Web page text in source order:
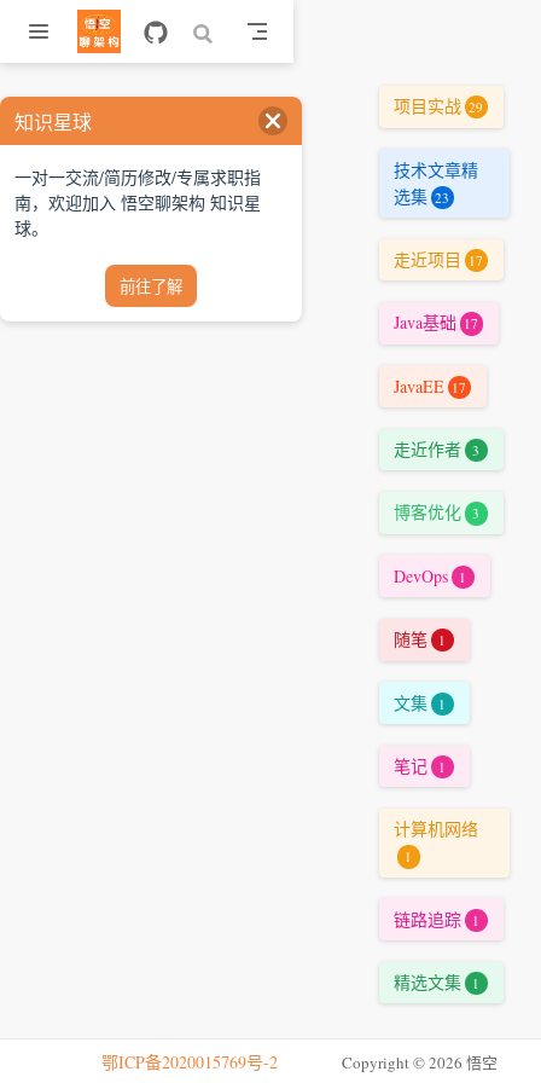
跳至主要內容
项目实战 29
技术文章精
选集 23
走近项目 17
Java基础 17
JavaEE 17
走近作者 3
博客优化 3
DevOps 1
随笔 1
文集 1
笔记 1
计算机网络
1
链路追踪 1
精选文集 1
鄂ICP备2020015769号-2 Copyright © 2026 悟空
知识星球
一对一交流/简历修改/专属求职指
南，欢迎加入 悟空聊架构 知识星
球。
前往了解